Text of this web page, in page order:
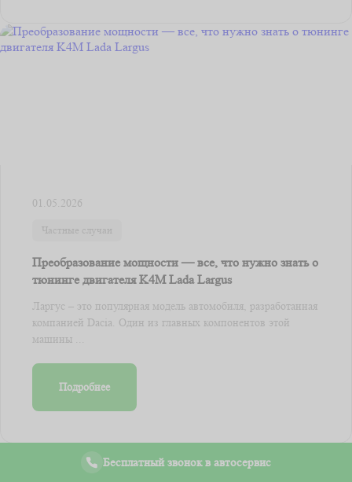
01.05.2026
Частные случаи
Преобразование мощности — все, что нужно знать о
тюнинге двигателя K4M Lada Largus
Ларгус – это популярная модель автомобиля, разработанная
компанией Dacia. Один из главных компонентов этой
машины ...
Подробнее
Бесплатный звонок в автосервис